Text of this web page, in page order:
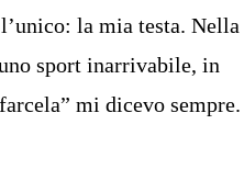
la mia testa. Nella
sport inarrivabile, in
mi dicevo